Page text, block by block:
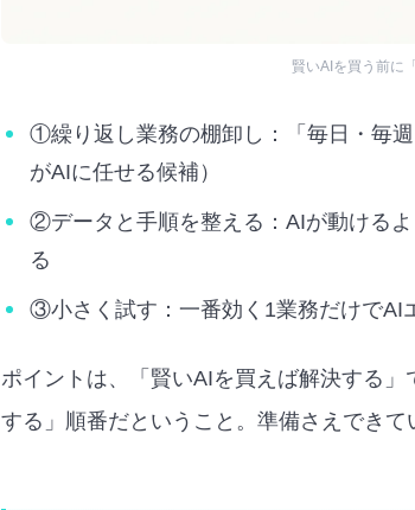
賢いAIを買う前に
①繰り返し業務の棚卸し：「毎日・毎
がAIに任せる候補）
②データと手順を整える：AIが動ける
る
③小さく試す：一番効く1業務だけでAI
ポイントは、「賢いAIを買えば解決する
する」順番だということ。準備さえできて